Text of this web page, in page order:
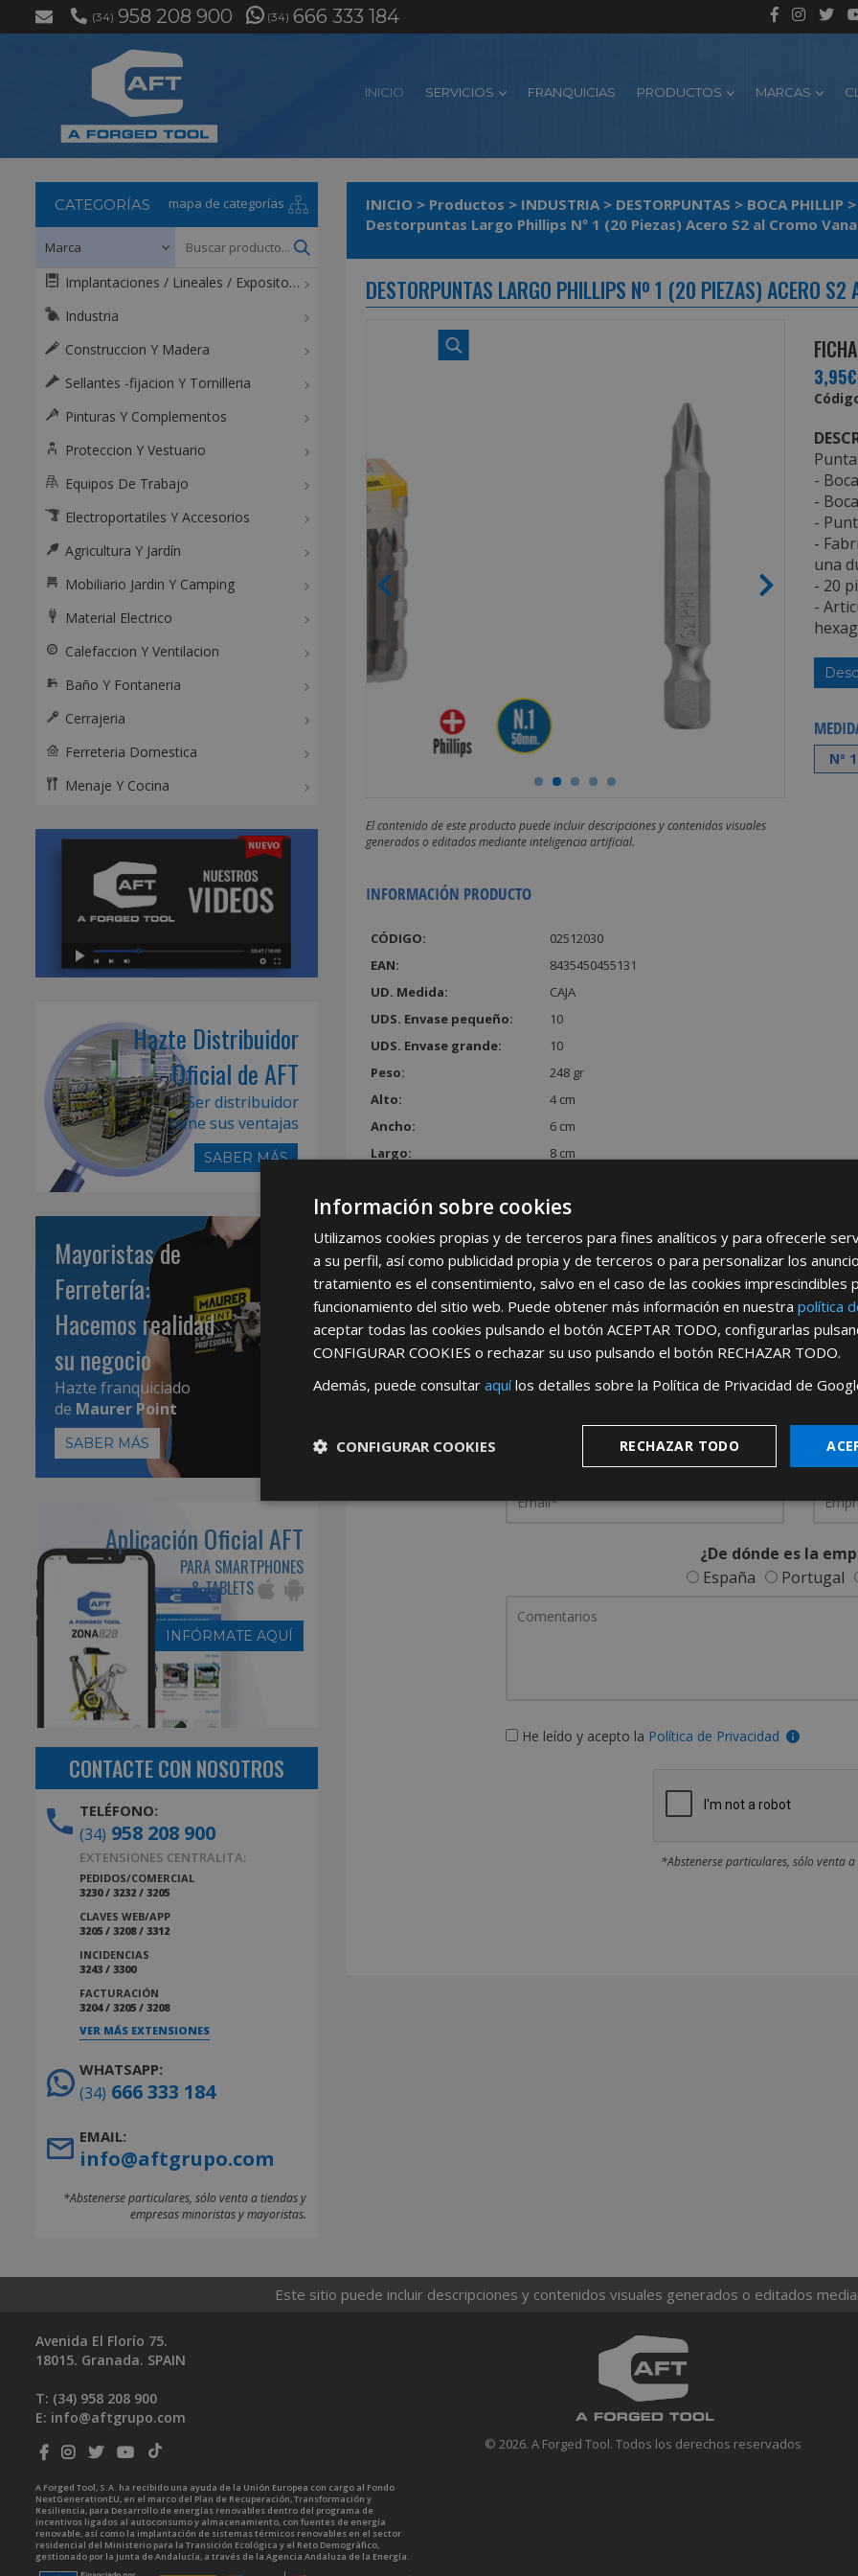
(34) 958 208 900 (34) 666 333 184
INICIO SERVICIOS FRANQUICIAS PRODUCTOS MARCAS
INICIO > Productos > INDUSTRIA > DESTORPUNTAS > BOCA PHILLIP >
Destorpuntas Largo Phillips Nº 1 (20 Piezas) Acero S2 al Cromo
DESTORPUNTAS LARGO PHILLIPS Nº 1 (20 PIEZAS) ACERO S2
El contenido de este producto puede incluir descripciones y contenidos visuales
generados o editados mediante inteligencia artificial.
INFORMACIÓN PRODUCTO
CÓDIGO:
02512030
EAN:
8435450455131
UD. Medida:
CAJA
UDS. Envase pequeño:
10
UDS. Envase grande:
10
Peso:
248 gr
Alto:
4 cm
Ancho:
6 cm
Largo:
8 cm
3,95€
-
-
-
-
una
- 20
-
Nº 1
REGÍSTRATE PARA HACERTE
Desdeaquípodrá ver todas las
Rellene este formulario y nos pondremos en contacto
¿De dónde es la
España
Portugal
He leído y acepto la Política de Privacidad
*Abstenerse particulares, sólo venta
CATEGORÍAS mapa de categorías
Implantaciones / Lineales / Expositores / Mostradores
Industria
Construccion Y Madera
Sellantes -fijacion Y Tornilleria
Pinturas Y Complementos
Proteccion Y Vestuario
Equipos De Trabajo
Electroportatiles Y Accesorios
Agricultura Y Jardín
Mobiliario Jardin Y Camping
Material Electrico
Calefaccion Y Ventilacion
Baño Y Fontaneria
Cerrajeria
Ferreteria Domestica
Menaje Y Cocina
Hazte Distribuidor
Oficial de AFT
Ser distribuidor
tiene sus ventajas
SABER MÁS
Mayoristas de
Ferretería:
Hacemos realidad
su negocio
Hazte franquiciado
de Maurer Point
SABER MÁS
Aplicación Oficial AFT
PARA SMARTPHONES
& TABLETS
INFÓRMATE AQUÍ
CONTACTE CON NOSOTROS
TELÉFONO:
(34) 958 208 900
EXTENSIONES CENTRALITA:
PEDIDOS/COMERCIAL
3230 / 3232 / 3205
CLAVES WEB/APP
3205 / 3208 / 3312
INCIDENCIAS
3243 / 3300
FACTURACIÓN
3204 / 3205 / 3208
VER MÁS EXTENSIONES
WHATSAPP:
(34) 666 333 184
EMAIL:
info@aftgrupo.com
*Abstenerse particulares, sólo venta a tiendas y
empresas minoristas y mayoristas.
Este sitio puede incluir descripciones y contenidos visuales generados o editados
© 2026. A Forged Tool. Todos los derechos reservados
Avenida El Florío 75.
18015. Granada. SPAIN
T: (34) 958 208 900
E: info@aftgrupo.com
A Forged Tool, S.A. ha recibido una ayuda de la Unión Europea con cargo al Fondo
NextGenerationEU, en el marco del Plan de Recuperación, Transformación y
Resiliencia, para Desarrollo de energías renovables dentro del programa de
incentivos ligados al autoconsumo y almacenamiento, con fuentes de energía
renovable, así como la implantación de sistemas térmicos renovables en el sector
residencial del Ministerio para la Transición Ecológica y el Reto Demográfico,
gestionado por la Junta de Andalucía, a través de la Agencia Andaluza de la Energía.
Información sobre cookies
Utilizamos cookies propias y de terceros para fines analíticos y para ofrecerle
a su perfil, así como publicidad propia y de terceros o para personalizar los
tratamiento es el consentimiento, salvo en el caso de las cookies imprescindibles
funcionamiento del sitio web. Puede obtener más información en nuestra política
aceptar todas las cookies pulsando el botón ACEPTAR TODO, configurarlas
CONFIGURAR COOKIES o rechazar su uso pulsando el botón RECHAZAR TODO.
Además, puede consultar aquílos detalles sobre la Política de Privacidad de
RECHAZAR TODO
CONFIGURAR COOKIES